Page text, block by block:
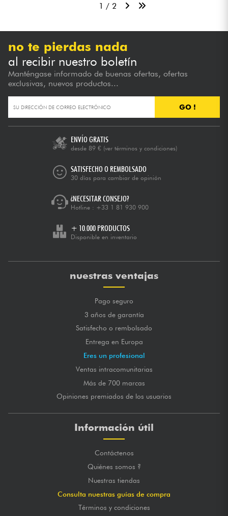
1 / 2
no te pierdas nada
al recibir nuestro boletín
Manténgase informado de buenas ofertas, ofertas
exclusivas, nuevos productos...
GO !
ENVÍO GRATIS
desde 89 € (ver términos y condiciones)
SATISFECHO O REMBOLSADO
30 días para cambiar de opinión
¿NECESITAR CONSEJO?
Hotline : +33 1 81 930 900
+ 10.000 PRODUCTOS
Disponible en inventario
nuestras ventajas
Pago seguro
3 años de garantía
Satisfecho o rembolsado
Entrega en Europa
Eres un profesional
Ventas intracomunitarias
Más de 700 marcas
Opiniones premiados de los usuarios
Información útil
Contáctenos
Quiénes somos ?
Nuestras tiendas
Consulta nuestras guías de compra
Términos y condiciones